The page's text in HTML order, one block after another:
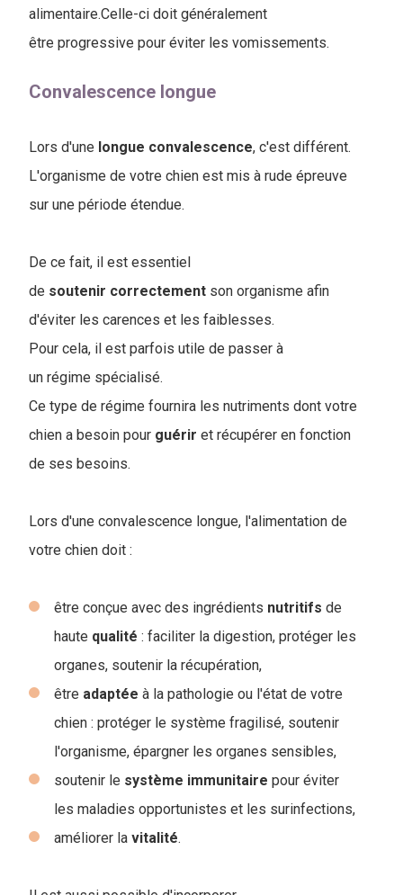
alimentaire.Celle-ci doit généralement
être progressive pour éviter les vomissements.
Convalescence longue
Lors d'une longue convalescence, c'est différent.
L'organisme de votre chien est mis à rude épreuve
sur une période étendue.
De ce fait, il est essentiel
de soutenir correctement son organisme afin
d'éviter les carences et les faiblesses.
Pour cela, il est parfois utile de passer à
un régime spécialisé.
Ce type de régime fournira les nutriments dont votre
chien a besoin pour guérir et récupérer en fonction
de ses besoins.
Lors d'une convalescence longue, l'alimentation de
votre chien doit :
être conçue avec des ingrédients nutritifs de
haute qualité : faciliter la digestion, protéger les
organes, soutenir la récupération,
être adaptée à la pathologie ou l'état de votre
chien : protéger le système fragilisé, soutenir
l'organisme, épargner les organes sensibles,
soutenir le système immunitaire pour éviter
les maladies opportunistes et les surinfections,
améliorer la vitalité.